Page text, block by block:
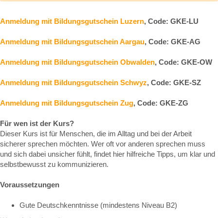
Anmeldung mit Bildungsgutschein Luzern, Code: GKE-LU
Anmeldung mit Bildungsgutschein Aargau, Code: GKE-AG
Anmeldung mit Bildungsgutschein Obwalden, Code: GKE-OW
Anmeldung mit Bildungsgutschein Schwyz, Code: GKE-SZ
Anmeldung mit Bildungsgutschein Zug, Code: GKE-ZG
Für wen ist der Kurs?
Dieser Kurs ist für Menschen, die im Alltag und bei der Arbeit
sicherer sprechen möchten. Wer oft vor anderen sprechen muss
und sich dabei unsicher fühlt, findet hier hilfreiche Tipps, um klar und
selbstbewusst zu kommunizieren.
Voraussetzungen
Gute Deutschkenntnisse (mindestens Niveau B2)